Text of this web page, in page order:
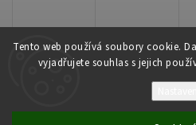
Tento web používá soubory cookie.
vyjadřujete souhlas s jejich